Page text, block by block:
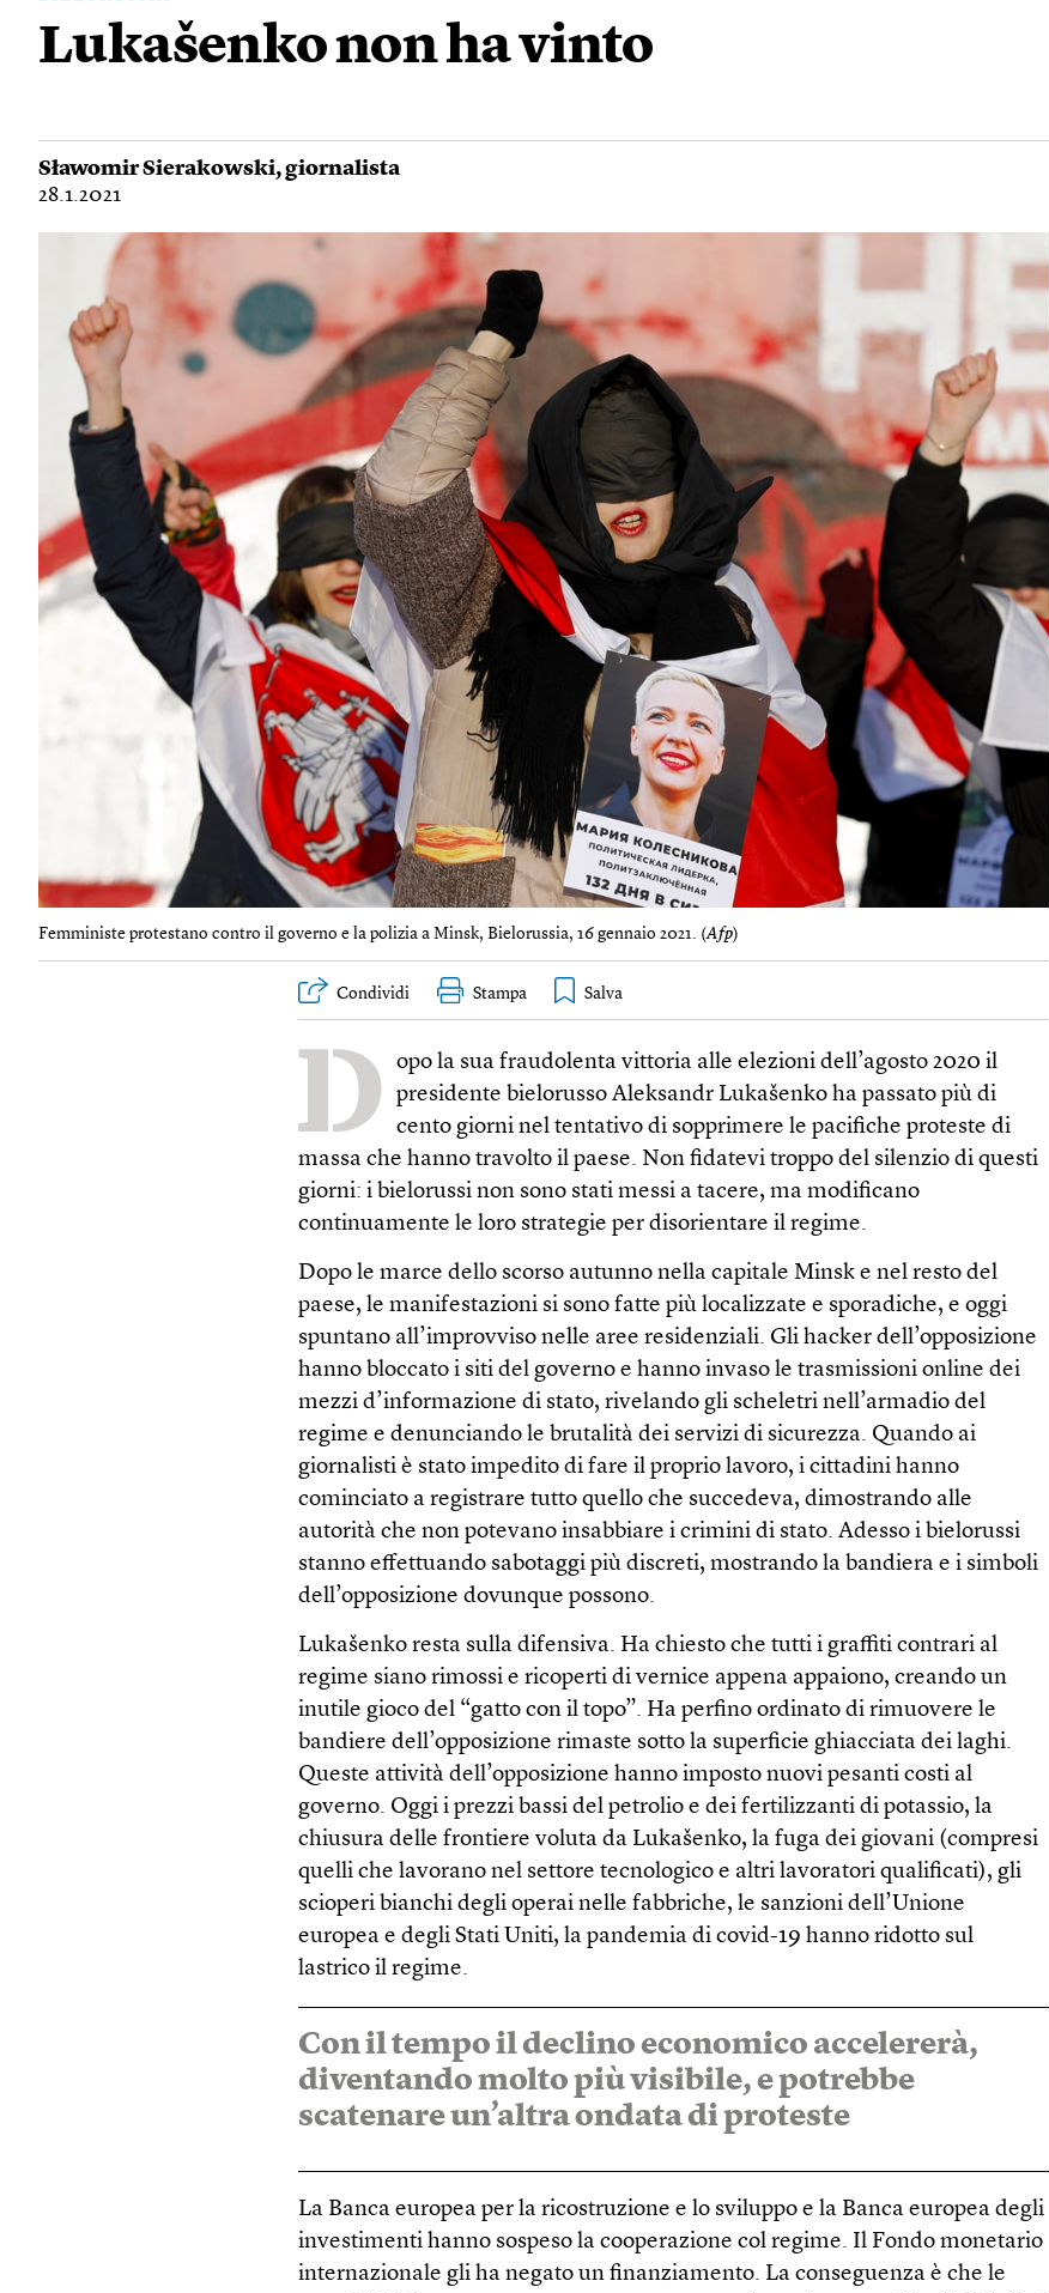
Lukašenko non ha vinto
Sławomir Sierakowski, giornalista
28.1.2021
Femministe protestano contro il governo e la polizia a Minsk, Bielorussia, 16 gennaio 2021. (Afp)
Condividi Stampa
D
opo la sua fraudolenta vittoria alle elezioni dell’agosto 2020 il
presidente bielorusso Aleksandr Lukašenko ha passato più di
cento giorni nel tentativo di sopprimere le pacifiche proteste di
massa che hanno travolto il paese. Non fidatevi troppo del silenzio di questi
giorni: i bielorussi non sono stati messi a tacere, ma modificano
continuamente le loro strategie per disorientare il regime.
Dopo le marce dello scorso autunno nella capitale Minsk e nel resto del
paese, le manifestazioni si sono fatte più localizzate e sporadiche, e oggi
spuntano all’improvviso nelle aree residenziali. Gli hacker dell’opposizione
hanno bloccato i siti del governo e hanno invaso le trasmissioni online dei
mezzi d’informazione di stato, rivelando gli scheletri nell’armadio del
regime e denunciando le brutalità dei servizi di sicurezza. Quando ai
giornalisti è stato impedito di fare il proprio lavoro, i cittadini hanno
cominciato a registrare tutto quello che succedeva, dimostrando alle
autorità che non potevano insabbiare i crimini di stato. Adesso i bielorussi
stanno effettuando sabotaggi più discreti, mostrando la bandiera e i simboli
dell’opposizione dovunque possono.
Lukašenko resta sulla difensiva. Ha chiesto che tutti i graffiti contrari al
regime siano rimossi e ricoperti di vernice appena appaiono, creando un
inutile gioco del “gatto con il topo”. Ha perfino ordinato di rimuovere le
bandiere dell’opposizione rimaste sotto la superficie ghiacciata dei laghi.
Queste attività dell’opposizione hanno imposto nuovi pesanti costi al
governo. Oggi i prezzi bassi del petrolio e dei fertilizzanti di potassio, la
chiusura delle frontiere voluta da Lukašenko, la fuga dei giovani (compresi
quelli che lavorano nel settore tecnologico e altri lavoratori qualificati), gli
scioperi bianchi degli operai nelle fabbriche, le sanzioni dell’Unione
europea e degli Stati Uniti, la pandemia di covid-19 hanno ridotto sul
lastrico il regime.
Con il tempo il declino economico accelererà,
diventando molto più visibile, e potrebbe
scatenare un’altra ondata di proteste
La Banca europea per la ricostruzione e lo sviluppo e la Banca europea degli
investimenti hanno sospeso la cooperazione col regime. Il Fondo monetario
internazionale gli ha negato un finanziamento. La conseguenza è che le